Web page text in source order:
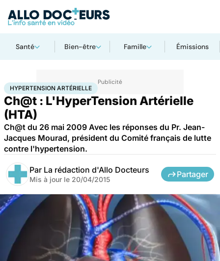
Santé Bien-être Famille Émissions
AccueilSantéHypertension artérielle
HYPERTENSION ARTÉRIELLE
Ch@t : L'HyperTension Artérielle
(HTA)
Ch@t du 26 mai 2009 Avec les réponses du Pr. Jean-
Jacques Mourad, président du Comité français de lutte
contre l'hypertension.
Par La rédaction d'Allo Docteurs
Mis à jour le 20/04/2015
Partager